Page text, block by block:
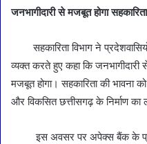
जनभागीदारी से मजबूत होगा
सहकारिता विभाग ने
व्यक्त करते हुए कहा कि
मजबूत होगा। सहकारिता की भावना
और विकसित छत्तीसगढ़ के निर्माण का
इस अवसर पर अपेक्स बैंक के